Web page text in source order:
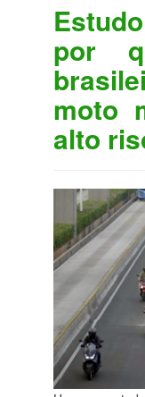
por
moto
alto